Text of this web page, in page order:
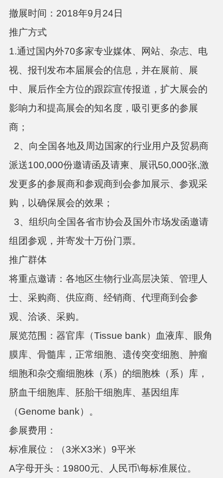
撤展时间： 2018年9月24日
推广方式
1.通过国内外70多家专业媒体、网站、杂志、电
视、报刊发布本届展会的信息，并在展前、展
中、展后作全方位的跟踪宣传报道，扩大展会的
影响力和提高展会的知名度，吸引更多的参展
商；
2、向全国各地及周边国家的行业用户及贸易商
派送100,000份邀请函及请柬、展讯50,000张,激
发更多的参展商和参观商到会参加展示、参观采
购，以确保展会的效果；
3、组织向全国各省市协会及国外市场发函邀请
组团参观，并寄发十万份门票。
推广群体
将重点邀请：各地区生物行业高层决策、管理人
士、采购商、供应商、经销商、代理商到会参
观、洽谈、采购。
展览范围：器官库（Tissue bank）血液库、眼角
膜库、骨髓库，正常细胞、遗传突变细胞、肿瘤
细胞和杂交瘤细胞株（系）的细胞株（系）库，
脐血干细胞库、胚胎干细胞库、基因组库
（Genome bank）。
参展费用：
标准展位：（3米X3米）9平米
A字母开头：19800元、人民币\每标准展位。